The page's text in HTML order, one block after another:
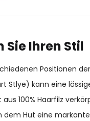
Ihren Stil
Positionen
Stlye) kann eine
100% Haarfilz
Hut eine